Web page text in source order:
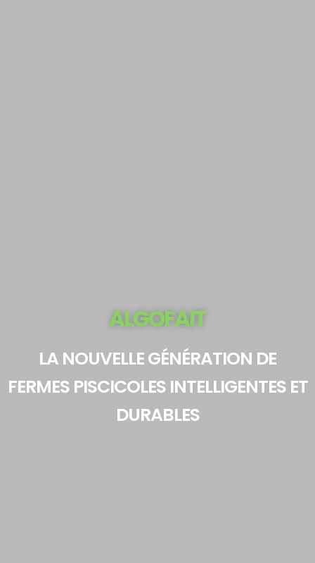
ALGOFAIT
LA NOUVELLE GÉNÉRATION DE
FERMES PISCICOLES INTELLIGENTES ET
DURABLES